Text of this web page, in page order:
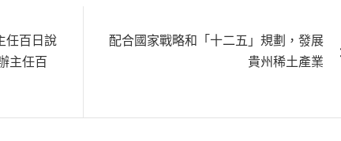
任百日說
主任百
配合國家戰略和「十二五」規劃，發展
貴州稀土產業